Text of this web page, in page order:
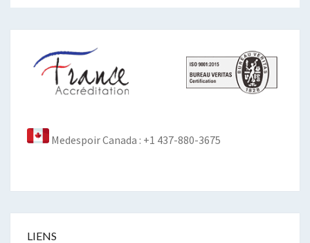
Medespoir Canada : +1 437-880-3675
LIENS